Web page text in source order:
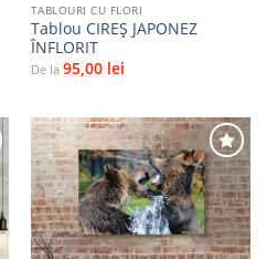
TABLOURI CU FLORI
Tablou CIREȘ JAPONEZ
ÎNFLORIT
De la 95,00 lei
Adaugă
la
favorite